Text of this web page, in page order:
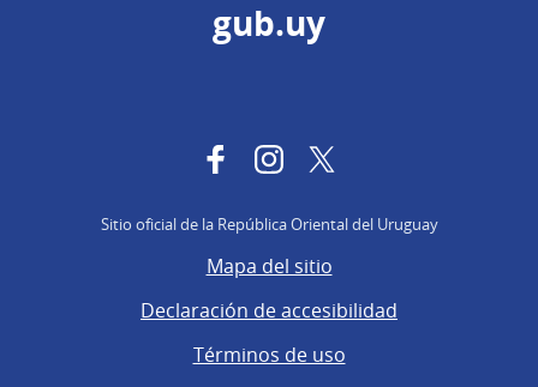
gub.uy
FacebookInstagram
Sitio oficial de la República Oriental del Uruguay
Mapa del sitio
Declaración de accesibilidad
Términos de uso